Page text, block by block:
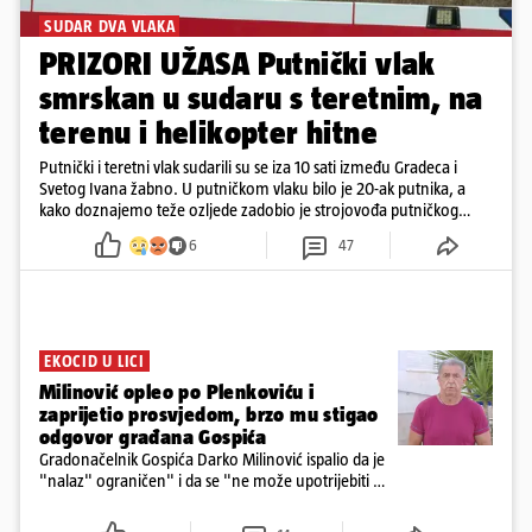
SUDAR DVA VLAKA
PRIZORI UŽASA Putnički vlak
smrskan u sudaru s teretnim, na
terenu i helikopter hitne
Putnički i teretni vlak sudarili su se iza 10 sati između Gradeca i
Svetog Ivana žabno. U putničkom vlaku bilo je 20-ak putnika, a
kako doznajemo teže ozljede zadobio je strojovođa putničkog
vlaka. Zatvoren je promet, a fotoreporteri Prigorskog objavili su
prve snimke s mjesta sudara
6 47
EKOCID U LICI
Milinović opleo po Plenkoviću i
zaprijetio prosvjedom, brzo mu stigao
odgovor građana Gospića
Gradonačelnik Gospića Darko Milinović ispalio da je
"nalaz" ograničen" i da se "ne može upotrijebiti za
ga je naručio Uskok i da je dio spisa